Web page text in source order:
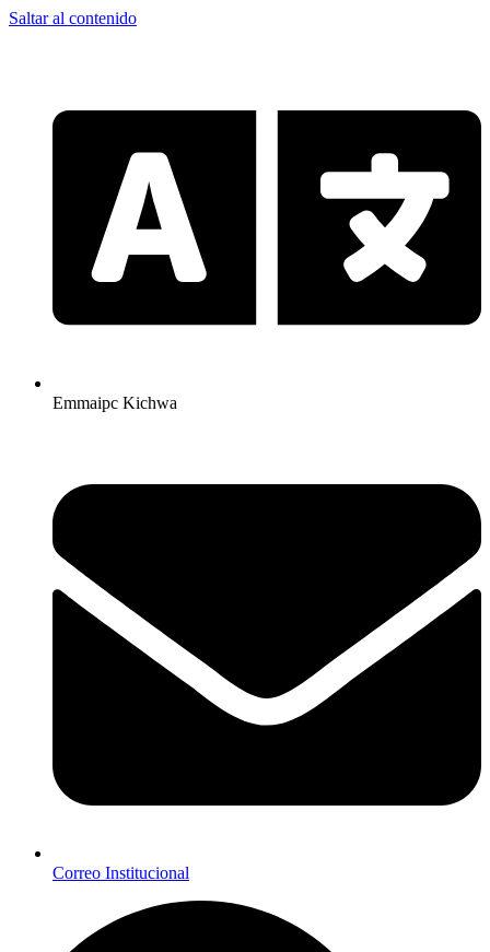
Saltar al contenido
Emmaipc Kichwa
Correo Institucional